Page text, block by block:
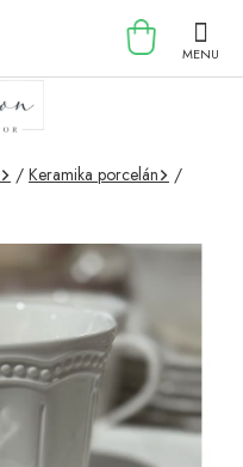
KOŠÍK
/ Keramika porcelán
/